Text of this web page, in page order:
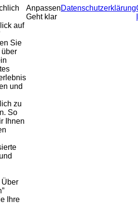
auf
Sie
über
und
zu
So
Ihnen
Ihre
Anpassen
Geht klar
Datenschutzerklärung